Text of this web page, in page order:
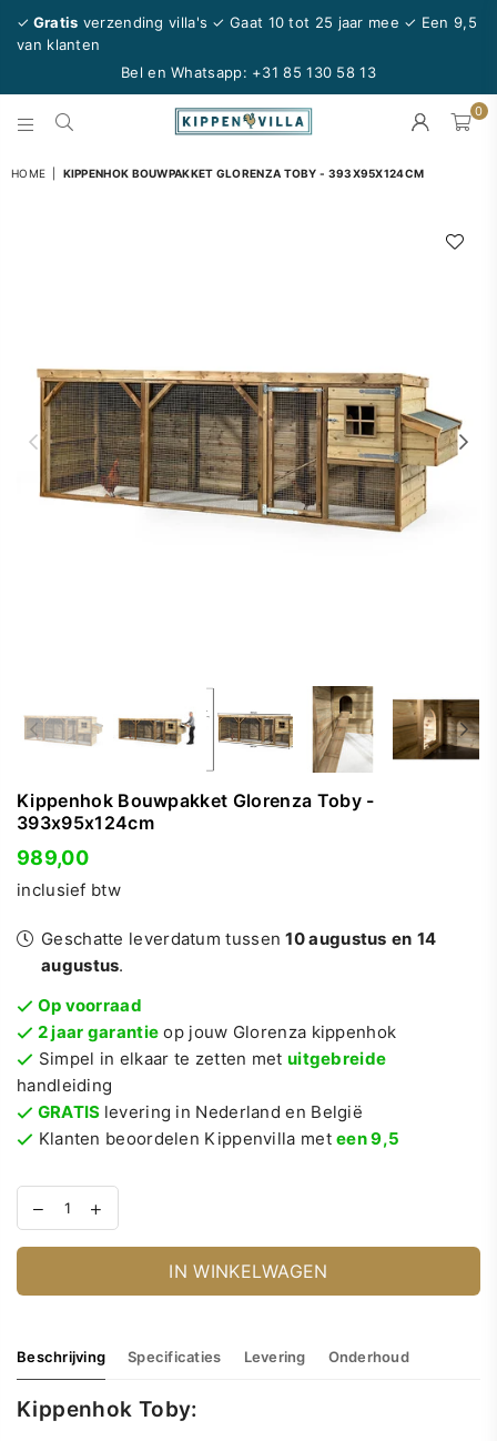
✓ Gratis verzending villa's ✓ Gaat 10 tot 25 jaar mee ✓ Een 9,5
van klanten
Bel en Whatsapp: +31 85 130 58 13
0
HOME KIPPENHOK BOUWPAKKET GLORENZA TOBY - 393X95X124CM
Kippenhok Bouwpakket Glorenza Toby -
393x95x124cm
Normale
prijs
989,00
inclusief btw
Geschatte leverdatum tussen10 augustus en 14
augustus.
Op voorraad
2 jaar garantie op jouw Glorenza kippenhok
Simpel in elkaar te zetten met uitgebreide
handleiding
GRATIS levering in Nederland en België
Klanten beoordelen Kippenvilla meteen 9,5
IN WINKELWAGEN
Beschrijving Specificaties Levering Onderhoud
Kippenhok Toby: